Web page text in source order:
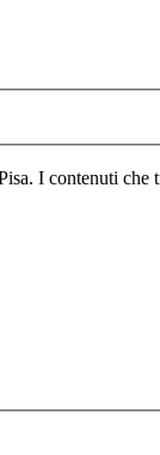
I contenuti